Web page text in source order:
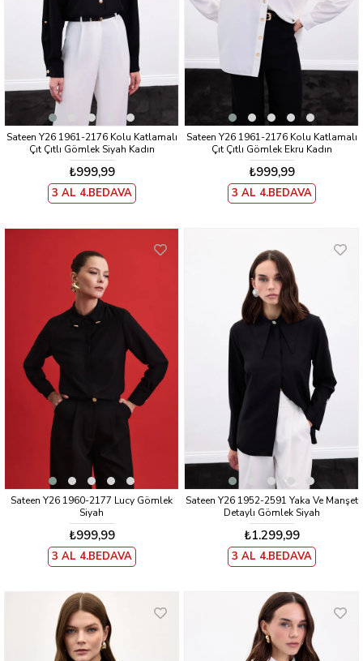
Sateen Y26 1961-2176 Kolu Katlamalı
Çıt Çıtlı Gömlek Siyah Kadın
₺999,99
3 AL 4.BEDAVA
Sateen Y26 1961-2176 Kolu Katlamalı
Çıt Çıtlı Gömlek Ekru Kadın
₺999,99
3 AL 4.BEDAVA
Sateen Y26 1960-2177 Lucy Gömlek
Siyah
₺999,99
3 AL 4.BEDAVA
Sateen Y26 1952-2591 Yaka Ve Manşet
Detaylı Gömlek Siyah
₺1.299,99
3 AL 4.BEDAVA